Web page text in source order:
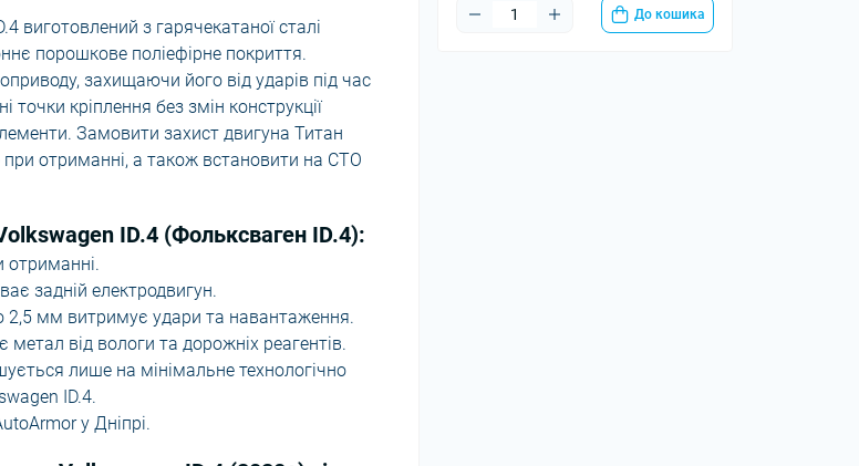
До кошика
виготовлений з гарячекатаної сталі
порошкове поліефірне покриття.
захищаючи його від ударів під час
кріплення без змін конструкції
Замовити захист двигуна Титан
отриманні, а також встановити на СТО
ID.4 (Фольксваген ID.4):
отриманні.
задній електродвигун.
мм витримує удари та навантаження.
від вологи та дорожніх реагентів.
лише на мінімальне технологічно
ID.4.
у Дніпрі.